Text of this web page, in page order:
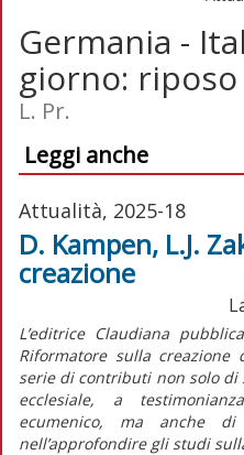
Germania -
giorno:
L. Pr.
Leggi anche
Attualità, 2025-18
D. Kampen, L.J.
creazione
L’editrice Claudiana
Riformatore sulla
serie di contributi non solo
ecclesiale, a
ecumenico, ma anche
nell’approfondire gli studi